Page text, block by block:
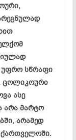
უფრო სწრაფი
ცოლიკოური
ასე
არა მარტო
არამედ